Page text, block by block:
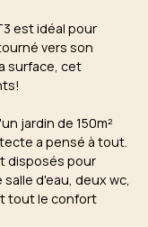
est idéal pour
vers son
surface, cet
jardin de 150m²
a pensé à tout.
disposés pour
d'eau, deux wc,
tout le confort